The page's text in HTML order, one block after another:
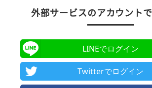
外部サービスのアカウント
LINEでログイン
Twitterでログイン